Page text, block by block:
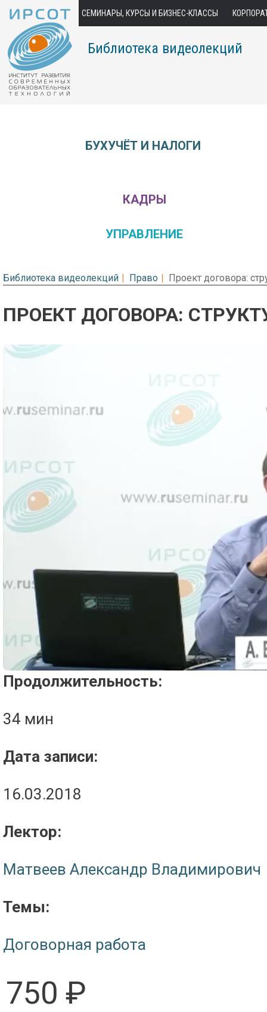
СЕМИНАРЫ, КУРСЫ И БИЗНЕС-КЛАССЫ
Библиотека видеолекций
БУХУЧЁТ И НАЛОГИ
КАДРЫ
УПРАВЛЕНИЕ
Библиотека видеолекций Право Проект договора:
ПРОЕКТ ДОГОВОРА:
Предварительный просмотр.
Продолжительность:
34 мин
Дата записи:
16.03.2018
Лектор:
Матвеев Александр Владимирович
Темы:
Договорная работа
750 ₽